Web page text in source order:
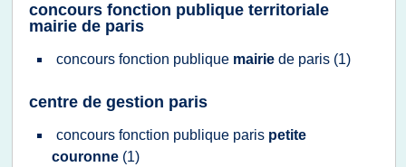
concours fonction publique territoriale
mairie de paris
concours fonction publique mairie de paris (1)
centre de gestion paris
concours fonction publique paris petite
couronne (1)